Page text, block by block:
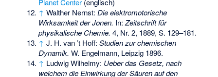
Planet Center (englisch)
↑ Walther Nernst:Die elektromotorische
Wirksamkeit der Jonen. In:Zeitschrift für
physikalische Chemie. 4, Nr. 2, 1889, S. 129–181.
↑ J. H. van ’t Hoff:Studien zur chemischen
Dynamik. W. Engelmann, Leipzig 1896.
↑ Ludwig Wilhelmy: Ueber das Gesetz, nach
welchem die Einwirkung der Säuren auf den